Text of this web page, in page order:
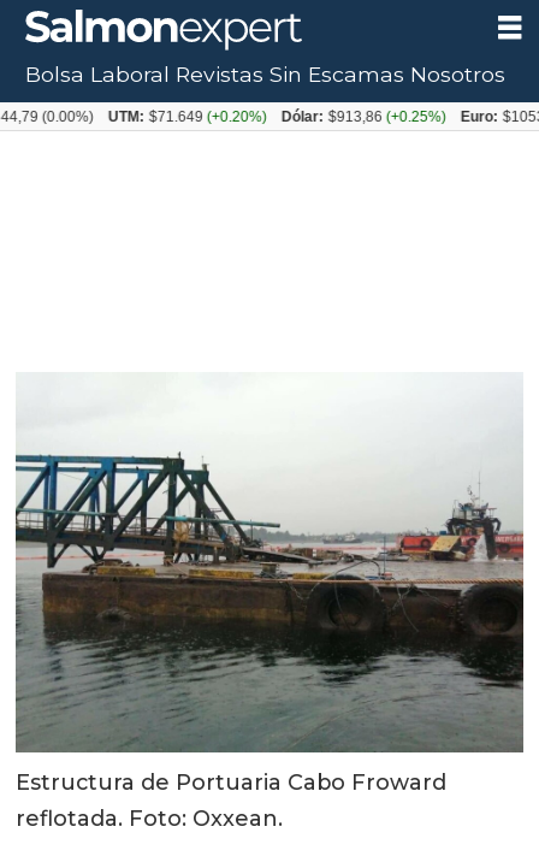
Estructura de Portuaria Cabo Froward
reflotada. Foto: Oxxean.
Bolsa Laboral Revistas Sin Escamas Nosotros
UTM: $71.649(+0.20%) Dólar: $913,86(+0.25%) Euro: $1053,08(-